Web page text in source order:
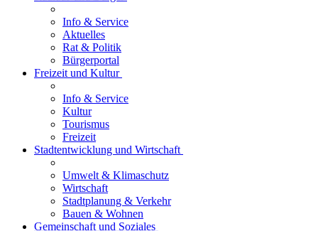
Info & Service
Aktuelles
Rat & Politik
Bürgerportal
Freizeit und Kultur
Info & Service
Kultur
Tourismus
Freizeit
Stadtentwicklung und Wirtschaft
Umwelt & Klimaschutz
Wirtschaft
Stadtplanung & Verkehr
Bauen & Wohnen
Gemeinschaft und Soziales